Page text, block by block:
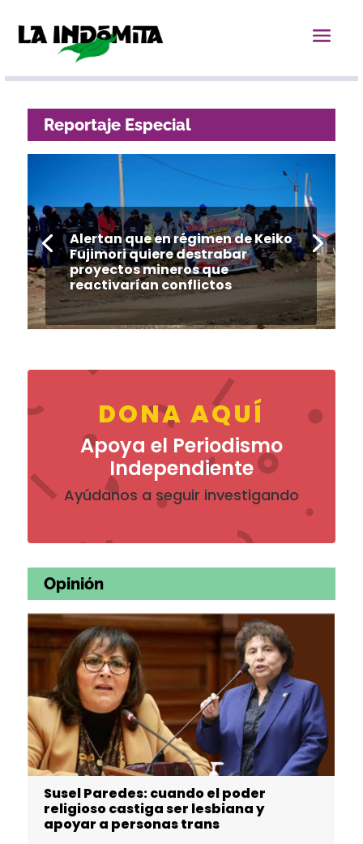
Reportaje Especial
Alertan que en régimen de Keiko
Fujimori quiere destrabar
proyectos mineros que
reactivarían conflictos
FESTIVAL REVUELTA AMBULANTE:
LA MEMORIA Y EL ARTE NO SE
CENSURAN
DONA AQUÍ
Apoya el Periodismo
Independiente
Ayúdanos a seguir investigando
Opinión
Susel Paredes: cuando el poder
religioso castiga ser lesbiana y
apoyar a personas trans